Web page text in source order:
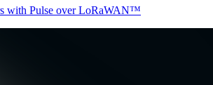
with Pulse over LoRaWAN™